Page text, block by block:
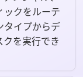
ックをルーテ
タイプからデ
クを実行でき